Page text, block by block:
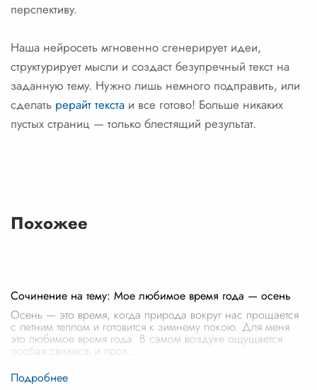
перспективу.
Наша нейросеть мгновенно сгенерирует идеи,
структурирует мысли и создаст безупречный текст на
заданную тему. Нужно лишь немного подправить, или
сделать рерайт текста и все готово! Больше никаких
пустых страниц — только блестящий результат.
Похожее
Сочинение на тему: Мое любимое время года — осень
Осень — это время, когда природа вокруг нас прощается
с летним теплом и готовится к зимнему покою. Для меня
это любимое время года. В самом воздухе ощущается
особая свежесть и прох